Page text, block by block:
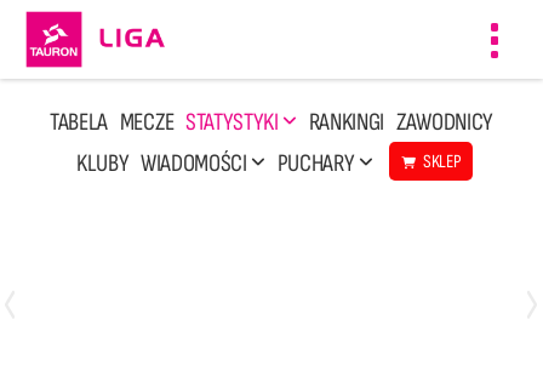
TABELA MECZE STATYSTYKI RANKINGI ZAWODNICY
KLUBY WIADOMOŚCI PUCHARY SKLEP